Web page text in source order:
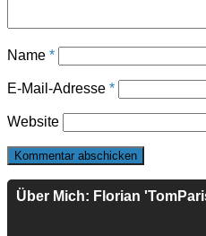
Name *
E-Mail-Adresse *
Website
Über Mich: Florian